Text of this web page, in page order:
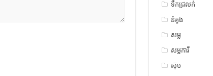
ទឹកជ្រលក់
នំគួង
សម្ល
សម្លការី
ស៊ុប